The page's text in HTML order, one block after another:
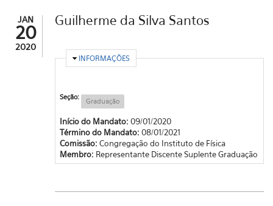
JAN
20
2020
Guilherme da Silva Santos
OCULTAR
INFORMAÇÕES
Seção: Graduação
Início do Mandato: 09/01/2020
Término do Mandato: 08/01/2021
Comissão: Congregação do Instituto de Física
Membro: Representante Discente Suplente Graduação